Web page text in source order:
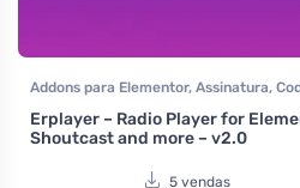
Addons para Elementor, Assinatura,
Erplayer – Radio Player for
Shoutcast and more – v2.0
5 vendas